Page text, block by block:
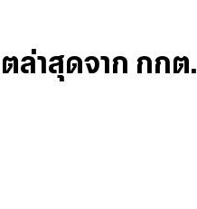
ล่าสุดจาก กกต.